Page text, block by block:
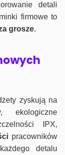
detali
firmowe to
grosze.
zyskują na
ekologiczne
IPX,
pracowników
detalu